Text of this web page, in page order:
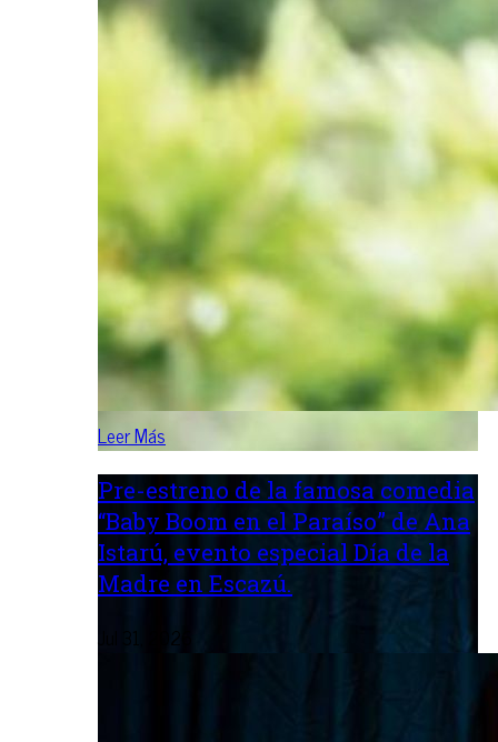
Leer Más
Pre-estreno de la famosa comedia
“Baby Boom en el Paraíso” de Ana
Istarú, evento especial Día de la
Madre en Escazú.
Jul 31, 2026